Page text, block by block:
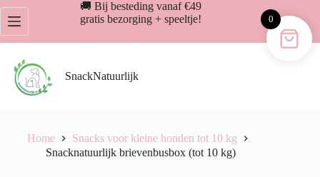
Ga
naar
inhoud
🚚 Bij besteding vanaf €49
gratis bezorging + speeltje!
SnackNatuurlijk
Home
Snacks voor kleine honden tot 10 kg
Snacknatuurlijk brievenbusbox (tot 10 kg)
0